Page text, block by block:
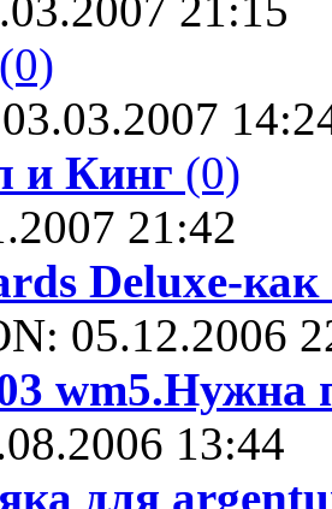
(0)
и Кинг (0)
21:42
Deluxe-как
05.12.2006
wm5.Нужна
13:44
для